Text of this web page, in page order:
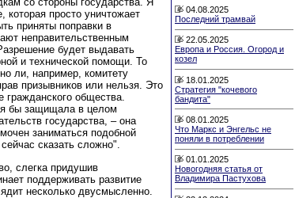
которая просто уничтожает
приняты поправки в
неправительственным
будет выдавать
и технической помощи. То
ли, например, комитету
призывников или нельзя. Это
гражданского общества.
бы защищала в целом
государства, – она
заниматься подобной
сказать сложно".
слегка придушив
поддерживать развитие
несколько двусмысленно.
04.08.2025
Последний трамвай
22.05.2025
Европа и Россия. Огород и
козел
18.01.2025
Стратегия "кочевого
бандита"
08.01.2025
Что Маркс и Энгельс не
поняли в потреблении
01.01.2025
Новогодняя статья от
Владимира Пастухова